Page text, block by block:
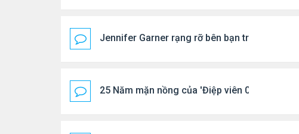
Jennifer Garner rạng rỡ bên bạn trai kém 6 tuổi
25 Năm mặn nồng của 'Điệp viên 007'